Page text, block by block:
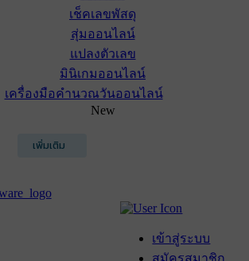
เช็คเลขพัสดุ
สุ่มออนไลน์
แปลงตัวเลข
มินิเกมออนไลน์
เครื่องมือคำนวณวันออนไลน์
New
เพิ่มเติม
เข้าสู่ระบบ